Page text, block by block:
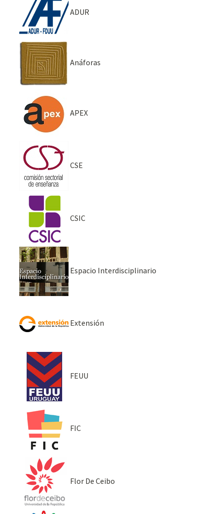
ADUR
Anáforas
APEX
CSE
CSIC
Espacio Interdisciplinario
Extensión
FEUU
FIC
Flor De Ceibo